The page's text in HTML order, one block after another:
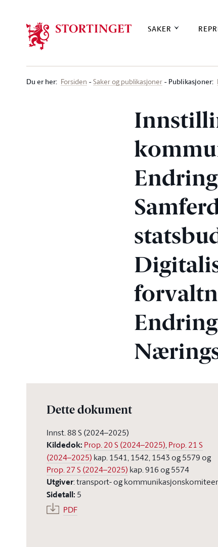
SAKER
Du er her: Forsiden Saker og publikasjoner Publikasjoner:
Dette dokument
Innst. 88 S (2024–2025)
Kildedok: Prop. 20 S (2024–2025),Prop. 21 S
(2024–2025) kap. 1541, 1542, 1543 og 5579 og
Prop. 27 S (2024–2025) kap. 916 og 5574
Utgiver:transport- og
Sidetall: 5
PDF